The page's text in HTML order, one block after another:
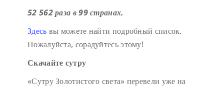
52 562 раза в 99 странах.
Здесь вы можете найти подробный список.
Пожалуйста, сорадуйтесь этому!
Скачайте сутру
«Сутру Золотистого света» перевели уже на